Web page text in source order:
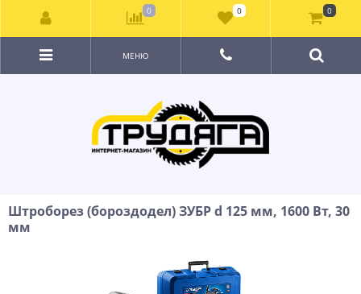
МЕНЮ
Штроборез (бороздодел) ЗУБР d 125 мм, 1600 Вт, 30
мм
0 0 0